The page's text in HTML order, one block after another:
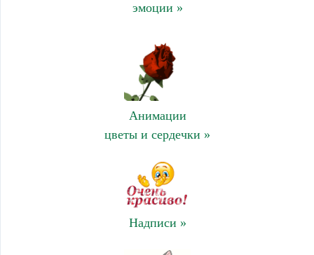
эмоции »
Анимации
цветы и сердечки »
Надписи »